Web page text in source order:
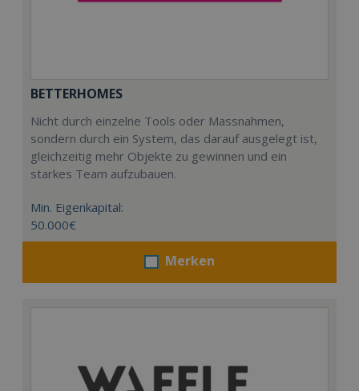
BETTERHOMES
Nicht durch einzelne Tools oder Massnahmen,
sondern durch ein System, das darauf ausgelegt ist,
gleichzeitig mehr Objekte zu gewinnen und ein
starkes Team aufzubauen.
Min. Eigenkapital:
50.000€
Merken